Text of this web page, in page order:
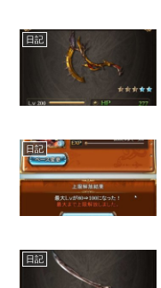
日記
日記
日記